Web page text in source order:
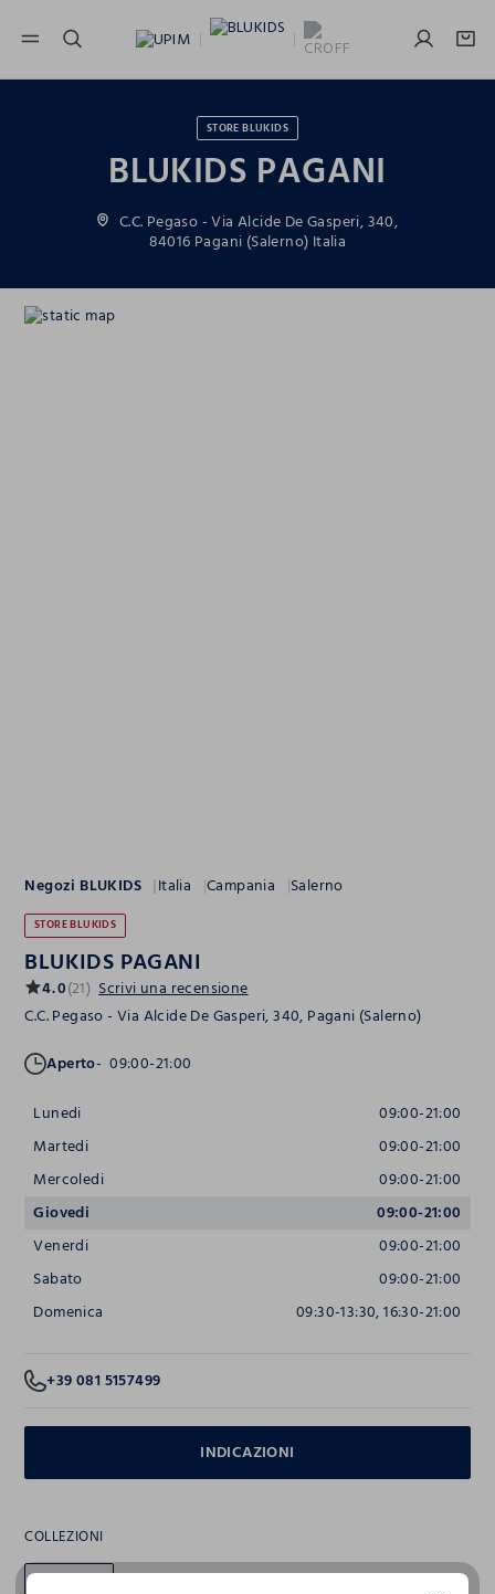
NAVIGATION.ARIA.GOTOMAINCONTENT
STORE BLUKIDS
BLUKIDS PAGANI
C.C. Pegaso - Via Alcide De Gasperi, 340,
84016 Pagani (Salerno) Italia
Negozi BLUKIDS Italia Campania Salerno
STORE BLUKIDS
BLUKIDS PAGANI
4.0(21) Scrivi una recensione
C.C. Pegaso - Via Alcide De Gasperi, 340, Pagani (Salerno)
Aperto 09:00-21:00
Lunedi
09:00-21:00
Martedi
09:00-21:00
Mercoledi
09:00-21:00
Giovedi
09:00-21:00
Venerdi
09:00-21:00
Sabato
09:00-21:00
Domenica
09:30-13:30, 16:30-21:00
+39 081 5157499
INDICAZIONI
COLLEZIONI
Bambino